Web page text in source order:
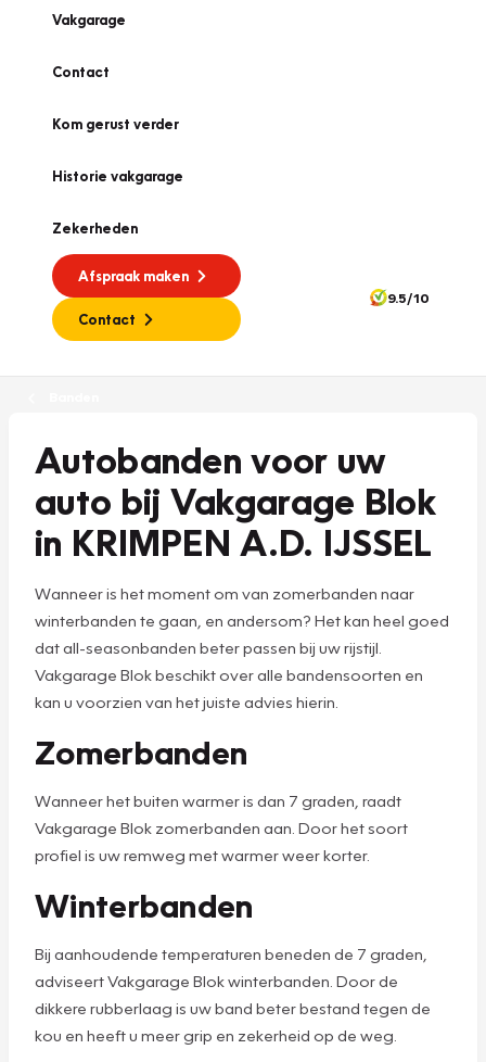
Vakgarage
Contact
Kom gerust verder
Historie vakgarage
Zekerheden
Afspraak maken
Contact
9.5/10
Autobanden voor uw
auto bij Vakgarage Blok
in KRIMPEN A.D. IJSSEL
Wanneer is het moment om van zomerbanden naar
winterbanden te gaan, en andersom? Het kan heel goed
dat all-seasonbanden beter passen bij uw rijstijl.
Vakgarage Blok beschikt over alle bandensoorten en
kan u voorzien van het juiste advies hierin.
Zomerbanden
Wanneer het buiten warmer is dan 7 graden, raadt
Vakgarage Blok zomerbanden aan. Door het soort
profiel is uw remweg met warmer weer korter.
Winterbanden
Bij aanhoudende temperaturen beneden de 7 graden,
adviseert Vakgarage Blok winterbanden. Door de
dikkere rubberlaag is uw band beter bestand tegen de
kou en heeft u meer grip en zekerheid op de weg.